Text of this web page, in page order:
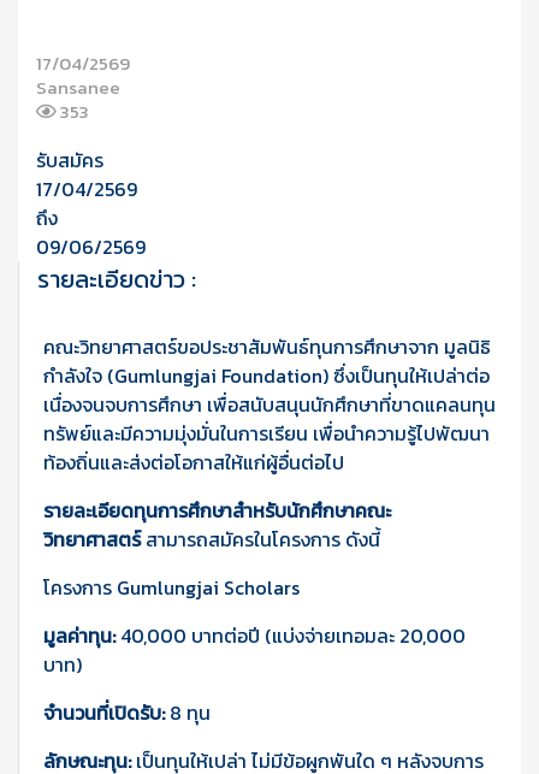
17/04/2569
Sansanee
353
รับสมัคร
17/04/2569
ถึง
09/06/2569
รายละเอียดข่าว :
คณะวิทยาศาสตร์ขอประชาสัมพันธ์ทุนการศึกษาจาก มูลนิธิ
กำลังใจ (Gumlungjai Foundation) ซึ่งเป็นทุนให้เปล่าต่อ
เนื่องจนจบการศึกษา เพื่อสนับสนุนนักศึกษาที่ขาดแคลนทุน
ทรัพย์และมีความมุ่งมั่นในการเรียน เพื่อนำความรู้ไปพัฒนา
ท้องถิ่นและส่งต่อโอกาสให้แก่ผู้อื่นต่อไป
รายละเอียดทุนการศึกษาสำหรับนักศึกษาคณะ
วิทยาศาสตร์สามารถสมัครในโครงการ ดังนี้
โครงการ Gumlungjai Scholars
มูลค่าทุน:40,000 บาทต่อปี (แบ่งจ่ายเทอมละ 20,000
บาท)
จำนวนที่เปิดรับ:8 ทุน
ลักษณะทุน:เป็นทุนให้เปล่า ไม่มีข้อผูกพันใด ๆ หลังจบการ